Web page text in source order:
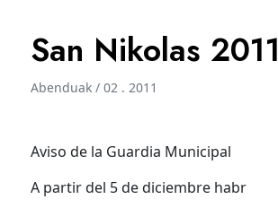
San Nikolas 2011
Abenduak / 02 . 2011
Aviso de la Guardia Municipal
A partir del 5 de diciembre habr